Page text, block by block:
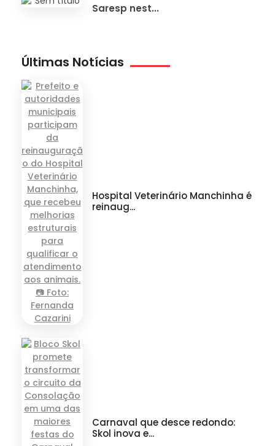
Saresp nest...
Últimas Notícias
Hospital Veterinário Manchinha é
reinaug...
Carnaval que desce redondo:
Skol inova e...